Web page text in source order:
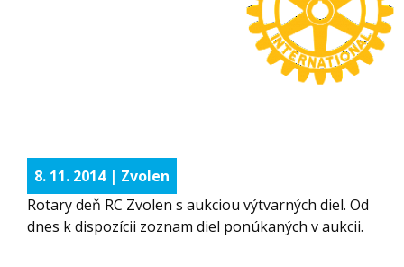
8. 11. 2014 | Zvolen
Rotary deň RC Zvolen s aukciou výtvarných diel. Od
dnes k dispozícii zoznam diel ponúkaných v aukcii.